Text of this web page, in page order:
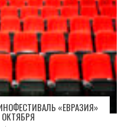
«ЕВРАЗИЯ»